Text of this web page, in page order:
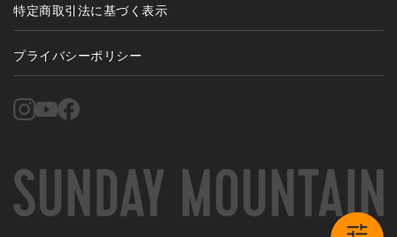
特定商取引法に基づく表示
プライバシーポリシー